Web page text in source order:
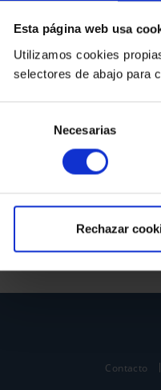
Esta página web usa
Utilizamos cookies
selectores de abajo para
consentimiento
Necesarias
Rechazar
Contacto